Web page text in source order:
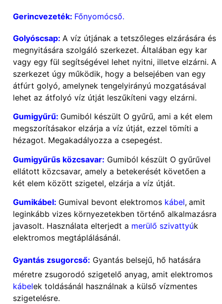
Gerincvezeték: Főnyomócső.
Golyóscsap: A víz útjának a tetszőleges elzárására és
megnyitására szolgáló szerkezet. Általában egy kar
vagy egy fül segítségével lehet nyitni, illetve elzárni. A
szerkezet úgy működik, hogy a belsejében van egy
átfúrt golyó, amelynek tengelyirányú mozgatásával
lehet az átfolyó víz útját leszűkíteni vagy elzárni.
Gumigyűrű: Gumiból készült O gyűrű, ami a két elem
megszorításakor elzárja a víz útját, ezzel tömíti a
hézagot. Megakadályozza a csepegést.
Gumigyűrűs közcsavar: Gumiból készült O gyűrűvel
ellátott közcsavar, amely a betekerését követően a
két elem között szigetel, elzárja a víz útját.
Gumikábel: Gumival bevont elektromos kábel, amit
leginkább vizes környezetekben történő alkalmazásra
javasolt. Használata elterjedt a merülő szivattyúk
elektromos megtáplálásánál.
Gyantás zsugorcső: Gyantás belsejű, hő hatására
méretre zsugorodó szigetelő anyag, amit elektromos
kábelek toldásánál használnak a külső vízmentes
szigetelésre.